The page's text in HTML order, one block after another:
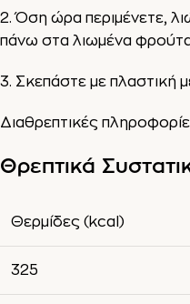
2. Όση ώρα περιμένετε,
πάνω στα λιωμένα
3. Σκεπάστε με πλαστική
Διαθρεπτικές
Θρεπτικά
Θερμίδες (kcal)
325